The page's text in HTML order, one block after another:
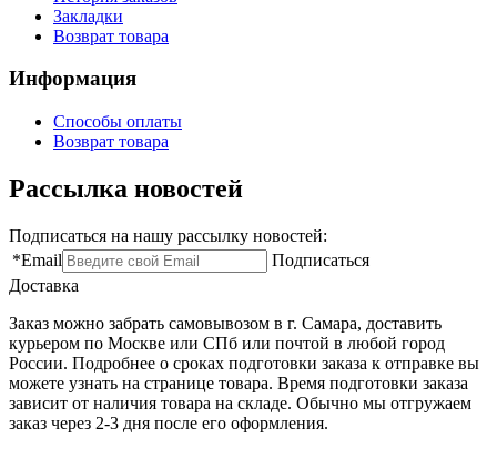
Закладки
Возврат товара
Информация
Способы оплаты
Возврат товара
Рассылка новостей
Подписаться на нашу рассылку новостей:
*Email
Подписаться
Доставка
Заказ можно забрать самовывозом в г. Самара, доставить
курьером по Москве или СПб или почтой в любой город
России. Подробнее о сроках подготовки заказа к отправке вы
можете узнать на странице товара. Время подготовки заказа
зависит от наличия товара на складе. Обычно мы отгружаем
заказ через 2-3 дня после его оформления.